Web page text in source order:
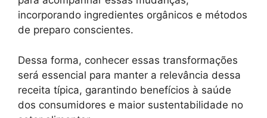
incorporando ingredientes orgânicos e métodos
de preparo conscientes.
Dessa forma, conhecer essas transformações
será essencial para manter a relevância dessa
receita típica, garantindo benefícios à saúde
dos consumidores e maior sustentabilidade no